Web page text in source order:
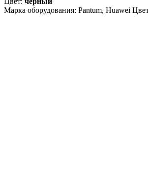
Марка оборудования: Pantum, Huawei